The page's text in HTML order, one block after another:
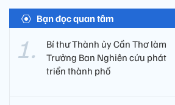
Bạn đọc quan tâm
Bí thư Thành ủy Cần Thơ làm
Trưởng Ban Nghiên cứu phát
triển thành phố